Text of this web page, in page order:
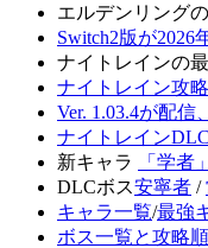
エルデンリング
Switch2版が2026
ナイトレインの
ナイトレイン攻
Ver. 1.03.4が配
ナイトレイン
新キャラ
「学者」
DLCボス安寧者 /
キャラ一覧/最強
ボス一覧と攻略順